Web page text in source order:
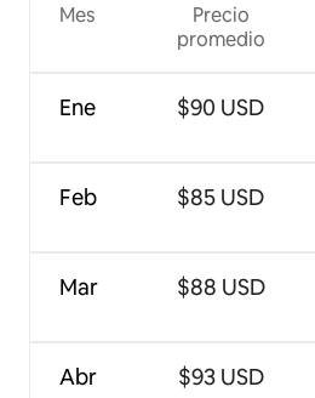
Mes
Ene
Feb
Mar
Abr
Precio
promedio
$90 USD
$85 USD
$88 USD
$93 USD